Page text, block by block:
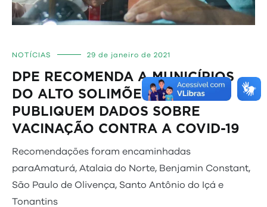
NOTÍCIAS 29 de janeiro de 2021
DPE RECOMENDA A MUNICÍPIOS
DO ALTO SOLIMÕES QUE
PUBLIQUEM DADOS SOBRE
VACINAÇÃO CONTRA A COVID-19
Recomendações foram encaminhadas
paraAmaturá, Atalaia do Norte, Benjamin Constant,
São Paulo de Olivença, Santo Antônio do Içá e
Tonantins